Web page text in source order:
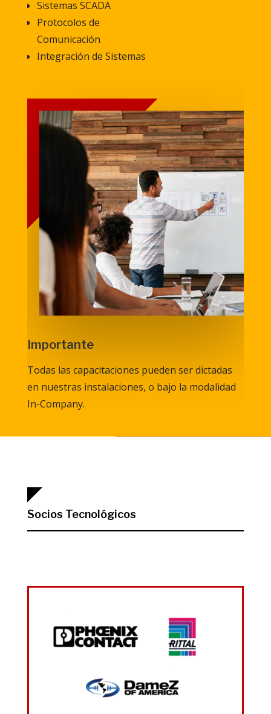
Sistemas SCADA
Protocolos de
Comunicación
Integración de Sistemas
Importante
Todas las capacitaciones pueden ser dictadas
en nuestras instalaciones, o bajo la modalidad
In-Company.
Socios Tecnológicos